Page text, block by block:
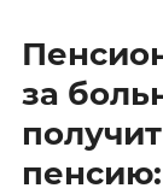
за